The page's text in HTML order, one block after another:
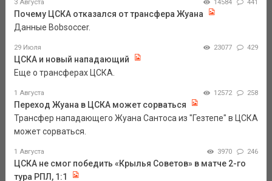
3 Августа 14584 441
Почему ЦСКА отказался от трансфера Жуана
Данные Bobsoccer.
29 Июля 23077 429
ЦСКА и новый нападающий
Еще о трансферах ЦСКА.
1 Августа 12572 258
Переход Жуана в ЦСКА может сорваться
Трансфер нападающего Жуана Сантоса из "Гезтепе" в ЦСКА
может сорваться.
1 Августа 3970 246
ЦСКА не смог победить «Крылья Советов» в матче 2-го
тура РПЛ, 1:1